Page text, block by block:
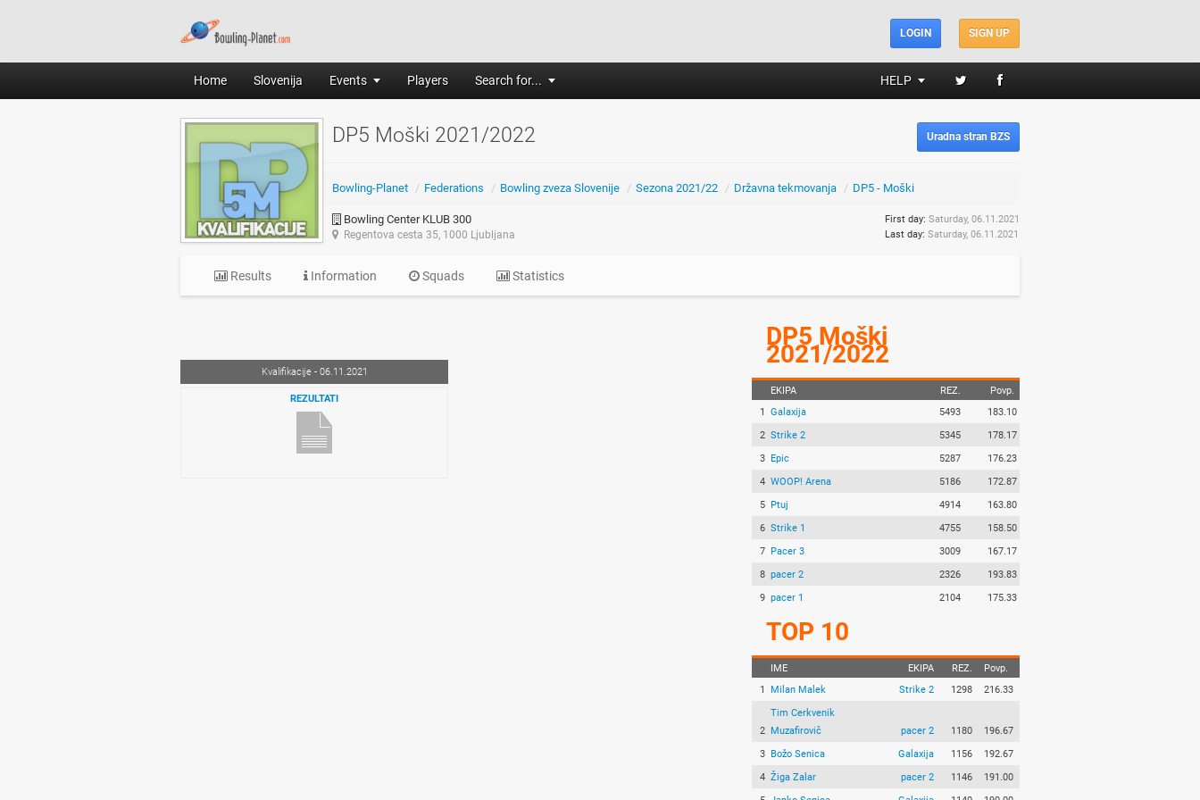
SIGN UP
LOGIN
Home Slovenija Events Players Search for... HELP
DP5 Moški 2021/2022 Uradna stran BZS
Bowling-Planet / Federations / Bowling zveza Slovenije / Sezona 2021/22 / Državna tekmovanja / DP5 - Moški
Bowling Center KLUB 300
Regentova cesta 35, 1000 Ljubljana
First day: Saturday, 06.11.2021
Last day: Saturday, 06.11.2021
Results Information Squads Statistics
Kvalifikacije - 06.11.2021
REZULTATI
DP5 Moški
2021/2022
EKIPA REZ.
Povp.
1
Galaxija 5493
183.10
2 Strike 2 5345
178.17
3 Epic 5287
176.23
4 WOOP! Arena 5186
172.87
5 Ptuj 4914
163.80
6 Strike 1 4755
158.50
7 Pacer 3 3009
167.17
8 pacer 2 2326
193.83
9 pacer 1 2104 175.33
TOP 10
IME EKIPA REZ.
Povp.
1
Milan Malek Strike 2 1298 216.33
2
Tim Cerkvenik
Muzafirovič
pacer 2 1180
196.67
3 Božo Senica Galaxija 1156
192.67
4 Žiga Zalar pacer 2 1146
191.00